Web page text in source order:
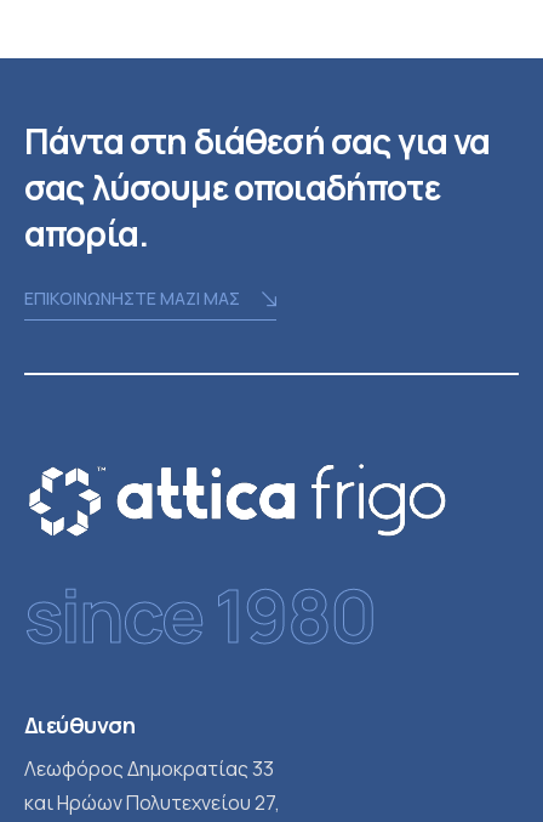
Πάντα στη διάθεσή σας για να
σας λύσουμε οποιαδήποτε
απορία.
ΕΠΙΚΟΙΝΩΝΗΣΤΕ ΜΑΖΙ ΜΑΣ
since 1980
Διεύθυνση
Λεωφόρος Δημοκρατίας 33
και Ηρώων Πολυτεχνείου 27,